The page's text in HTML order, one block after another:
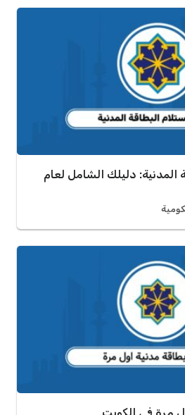
المدنية: دليلك الشامل لعام
مرة في الكويت